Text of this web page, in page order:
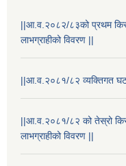
||आ.व.२०८२/८३को प्रथम किस्ता
लाभग्राहीको विवरण ||
||आ.व.२०८१/८२ व्यक्तिगत
||आ.व.२०८१/८२ को तेस्रो
लाभग्राहीको विवरण ||